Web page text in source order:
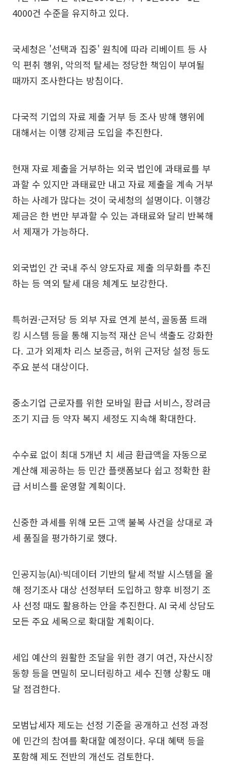
4000건 수준을 유지하고 있다.
국세청은 '선택과 집중' 원칙에 따라 리베이트 등 사
익 편취 행위, 악의적 탈세는 정당한 책임이 부여될
때까지 조사한다는 방침이다.
다국적 기업의 자료 제출 거부 등 조사 방해 행위에
대해서는 이행 강제금 도입을 추진한다.
현재 자료 제출을 거부하는 외국 법인에 과태료를 부
과할 수 있지만 과태료만 내고 자료 제출을 계속 거부
하는 사례가 많다는 것이 국세청의 설명이다. 이행강
제금은 한 번만 부과할 수 있는 과태료와 달리 반복해
서 제재가 가능하다.
외국법인 간 국내 주식 양도자료 제출 의무화를 추진
하는 등 역외 탈세 대응 체계도 보강한다.
특허권·근저당 등 외부 자료 연계 분석, 골동품 트래
킹 시스템 등을 통해 지능적 재산 은닉 색출도 강화한
다. 고가 외제차 리스 보증금, 허위 근저당 설정 등도
주요 분석 대상이다.
중소기업 근로자를 위한 모바일 환급 서비스, 장려금
조기 지급 등 약자 복지 세정도 지속해 확대한다.
수수료 없이 최대 5개년 치 세금 환급액을 자동으로
계산해 제공하는 등 민간 플랫폼보다 쉽고 정확한 환
급 서비스를 운영할 계획이다.
신중한 과세를 위해 모든 고액 불복 사건을 상대로 과
세 품질을 평가하기로 했다.
인공지능(AI)·빅데이터 기반의 탈세 적발 시스템을 올
해 정기조사 대상 선정부터 도입하고 향후 비정기 조
사 선정 때도 활용하는 안을 추진한다. AI 국세 상담도
모든 주요 세목으로 확대할 계획이다.
세입 예산의 원활한 조달을 위한 경기 여건, 자산시장
동향 등을 면밀히 모니터링하고 세수 진행 상황도 매
달 점검한다.
모범납세자 제도는 선정 기준을 공개하고 선정 과정
에 민간의 참여를 확대할 예정이다. 우대 혜택 등을
포함해 제도 전반의 개선도 검토한다.